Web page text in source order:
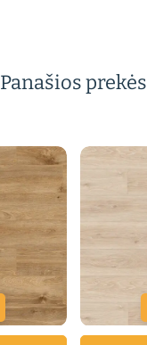
Panašios prekės